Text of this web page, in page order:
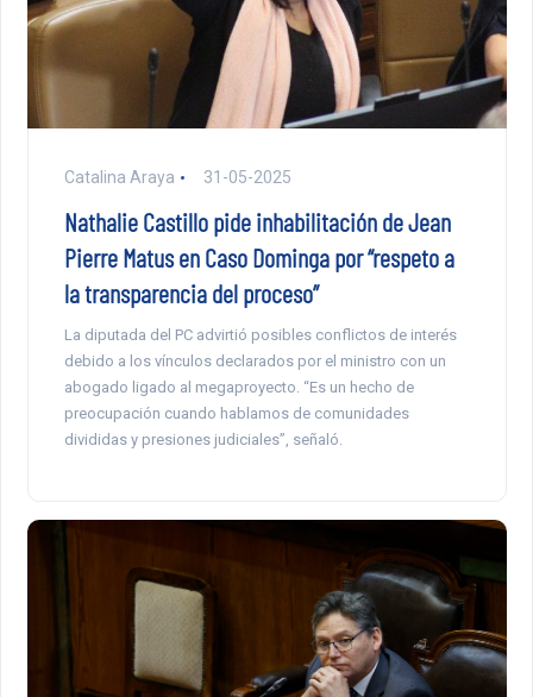
Catalina Araya 31-05-2025
Nathalie Castillo pide inhabilitación de Jean
Pierre Matus en Caso Dominga por “respeto a
la transparencia del proceso”
La diputada del PC advirtió posibles conflictos de interés
debido a los vínculos declarados por el ministro con un
abogado ligado al megaproyecto. “Es un hecho de
preocupación cuando hablamos de comunidades
divididas y presiones judiciales”, señaló.